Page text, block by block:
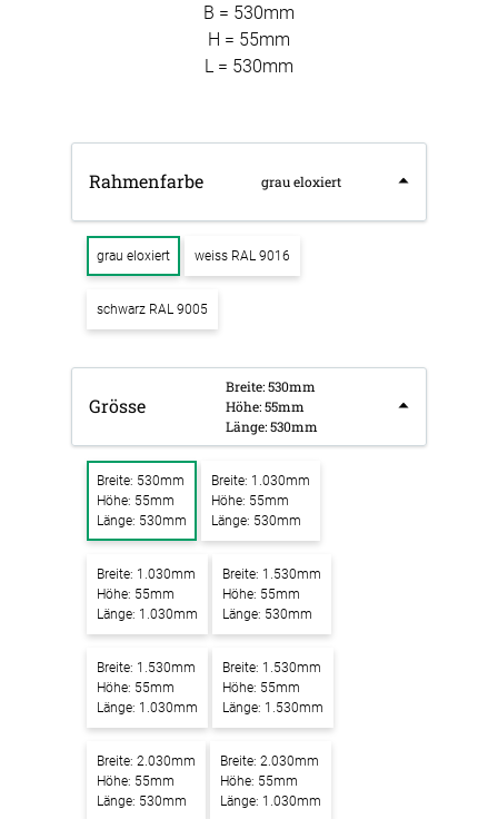
B = 530mm
H = 55mm
L = 530mm
Rahmenfarbe grau eloxiert
grau eloxiert weiss RAL 9016
schwarz RAL 9005
Grösse
Breite: 530mm
Höhe: 55mm
Länge: 530mm
Breite: 530mm
Höhe: 55mm
Länge: 530mm
Breite: 1.030mm
Höhe: 55mm
Länge: 530mm
Breite: 1.030mm
Höhe: 55mm
Länge: 1.030mm
Breite: 1.530mm
Höhe: 55mm
Länge: 530mm
Breite: 1.530mm
Höhe: 55mm
Länge: 1.030mm
Breite: 1.530mm
Höhe: 55mm
Länge: 1.530mm
Breite: 2.030mm
Höhe: 55mm
Länge: 530mm
Breite: 2.030mm
Höhe: 55mm
Länge: 1.030mm